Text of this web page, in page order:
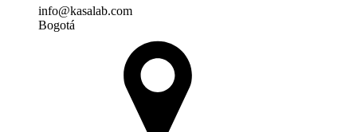
info@kasalab.com
Bogotá